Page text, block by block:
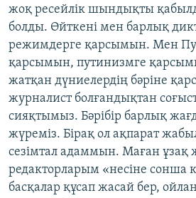
жоқ ресейлік шындықты
болды. Өйткені мен барлық
режимдерге қарсымын. Мен
қарсымын, путинизмге
жатқан дүниелердің бәріне
журналист болғандықтан
сияқтымыз. Бәрібір барлық
жүреміз. Бірақ ол ақпарат
сезімтал адаммын. Маған
редакторларым «несіне сонша
басқалар құсап жасай бер,